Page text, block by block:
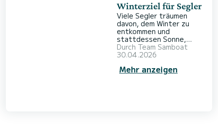
Winterziel für Segler
Viele Segler träumen
davon, dem Winter zu
entkommen und
stattdessen Sonne,
milde Temperaturen und
beständige Winde zu
Inseln bieten genau das:
Durch Team Samboat
30.04.2026
Mehr anzeigen